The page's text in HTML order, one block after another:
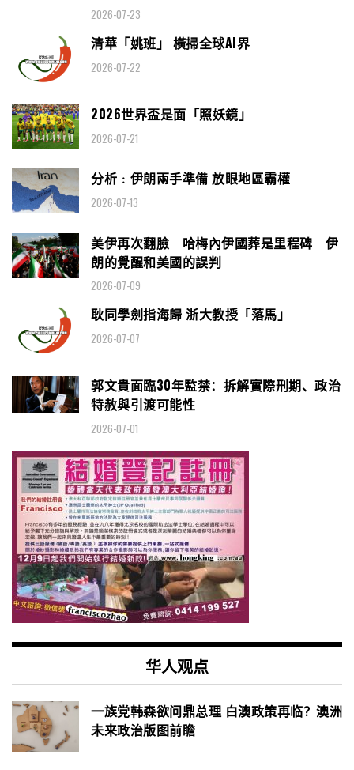
2026-07-23
清華「姚班」 橫掃全球AI界
2026-07-22
2026世界盃是面「照妖鏡」
2026-07-21
分析﹕伊朗兩手準備 放眼地區霸權
2026-07-13
美伊再次翻臉 哈梅內伊國葬是里程碑 伊
朗的覺醒和美國的誤判
2026-07-09
耿同學劍指海歸 浙大教授「落馬」
2026-07-07
郭文貴面臨30年監禁：拆解實際刑期、政治
特赦與引渡可能性
2026-07-01
华人观点
一族党韩森欲问鼎总理 白澳政策再临？澳洲
未来政治版图前瞻